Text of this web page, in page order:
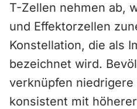
T-Zellen nehmen ab,
und Effektorzellen
Konstellation, die als
bezeichnet wird.
verknüpfen
konsistent mit